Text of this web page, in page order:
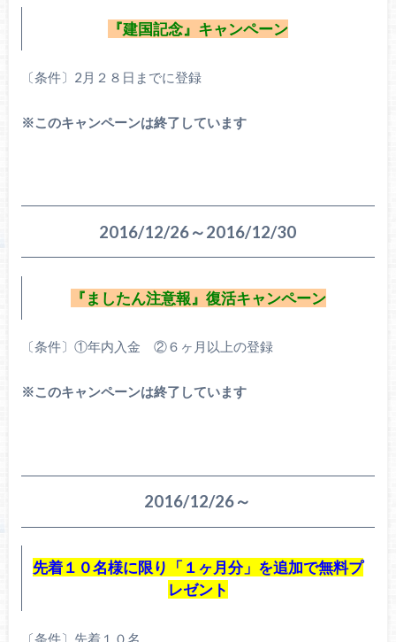
『建国記念』キャンペーン
〔条件〕2月２８日までに登録
※このキャンペーンは終了しています
2016/12/26～2016/12/30
『ましたん注意報』復活キャンペーン
〔条件〕①年内入金 ②６ヶ月以上の登録
※このキャンペーンは終了しています
2016/12/26～
先着１０名様に限り「１ヶ月分」を追加で無料プ
レゼント
〔条件〕先着１０名